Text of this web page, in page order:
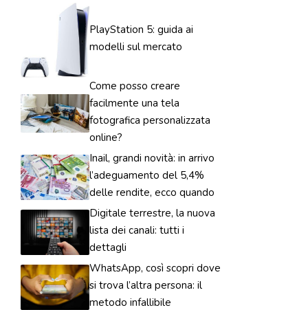
PlayStation 5: guida ai
modelli sul mercato
Come posso creare
facilmente una tela
fotografica personalizzata
online?
Inail, grandi novità: in arrivo
l’adeguamento del 5,4%
delle rendite, ecco quando
Digitale terrestre, la nuova
lista dei canali: tutti i
dettagli
WhatsApp, così scopri dove
si trova l’altra persona: il
metodo infallibile